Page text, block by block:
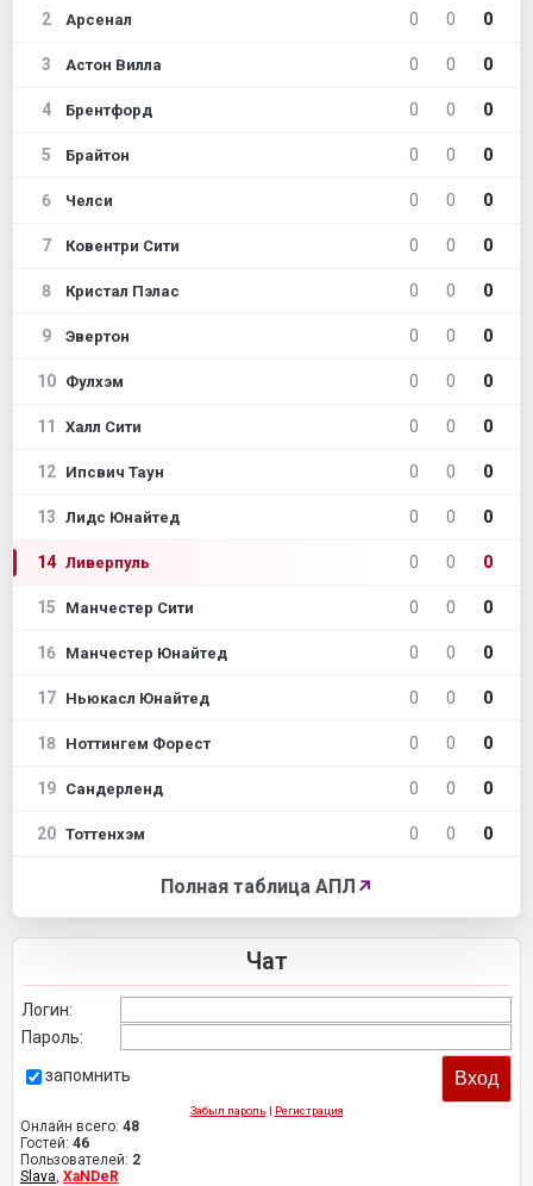
2 Арсенал 0 0 0
3 Астон Вилла 0 0 0
4 Брентфорд 0 0 0
5 Брайтон 0 0 0
6 Челси 0 0 0
7 Ковентри Сити 0 0 0
8 Кристал Пэлас 0 0 0
9 Эвертон 0 0 0
10 Фулхэм 0 0 0
11 Халл Сити 0 0 0
12 Ипсвич Таун 0 0 0
13 Лидс Юнайтед 0 0 0
14 Ливерпуль 0 0 0
15 Манчестер Сити 0 0 0
16 Манчестер Юнайтед 0 0 0
17 Ньюкасл Юнайтед 0 0 0
18 Ноттингем Форест 0 0 0
19 Сандерленд 0 0 0
20 Тоттенхэм 0 0 0
Полная таблица АПЛ ↗
Чат
Логин:
Пароль:
запомнить
Забыл пароль | Регистрация
Онлайн всего: 48
Гостей: 46
Пользователей: 2
Slava, XaNDeR